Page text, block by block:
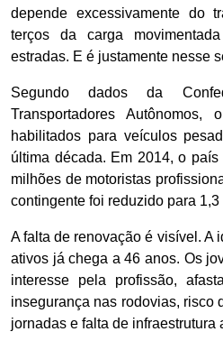
depende excessivamente do
terços da carga
estradas. E é justamente nesse
Segundo dados da
Transportadores Autônomos,
habilitados para veículos
última década. Em 2014, o
milhões de motoristas
contingente foi reduzido para 1,3
A falta de renovação é visível. A
ativos já chega a 46 anos. Os
interesse pela profissão,
insegurança nas rodovias, risco
jornadas e falta de infraestrutura